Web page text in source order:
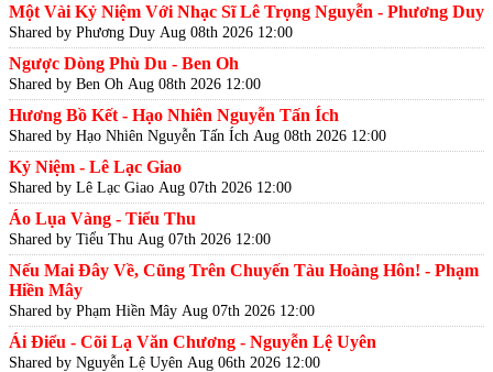
Một Vài Kỷ Niệm Với Nhạc Sĩ Lê Trọng Nguyễn - Phương Duy
Shared by Phương Duy Aug 08th 2026 12:00
Ngược Dòng Phù Du - Ben Oh
Shared by Ben Oh Aug 08th 2026 12:00
Hương Bồ Kết - Hạo Nhiên Nguyễn Tấn Ích
Shared by Hạo Nhiên Nguyễn Tấn Ích Aug 08th 2026 12:00
Kỷ Niệm - Lê Lạc Giao
Shared by Lê Lạc Giao Aug 07th 2026 12:00
Áo Lụa Vàng - Tiểu Thu
Shared by Tiểu Thu Aug 07th 2026 12:00
Nếu Mai Đây Về, Cũng Trên Chuyến Tàu Hoàng Hôn! - Phạm
Hiền Mây
Shared by Phạm Hiền Mây Aug 07th 2026 12:00
Ái Điểu - Cõi Lạ Văn Chương - Nguyễn Lệ Uyên
Shared by Nguyễn Lệ Uyên Aug 06th 2026 12:00